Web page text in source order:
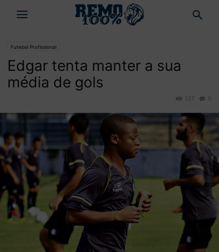
Futebol Profissional
Edgar tenta manter a sua
média de gols
0
127